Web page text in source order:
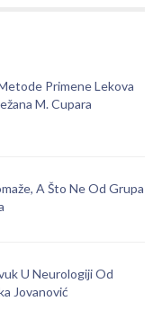
Primene Lekova
M. Cupara
A Što Ne Od Grupa
U Neurologiji Od
Jovanović